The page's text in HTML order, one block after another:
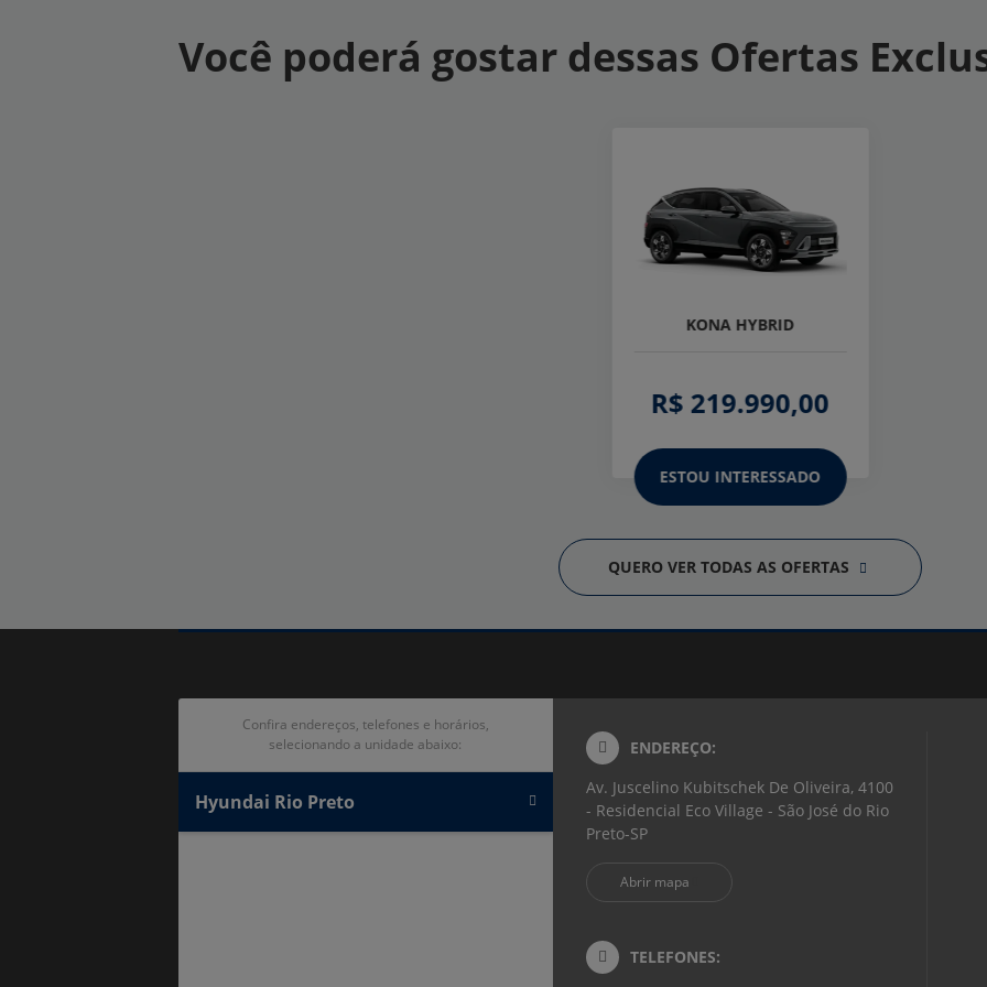
Você poderá gostar dessas Ofertas
KONA HYBRID
R$ 219.990,00
ESTOU INTERESSADO
QUERO VER TODAS AS OFERTAS
Confira endereços, telefones e horários,
selecionando a unidade abaixo:
Hyundai Rio Preto
ENDEREÇO:
Av. Juscelino Kubitschek De Oliveira, 4100
- Residencial Eco Village - São José do Rio
Preto-SP
Abrir mapa
TELEFONES: